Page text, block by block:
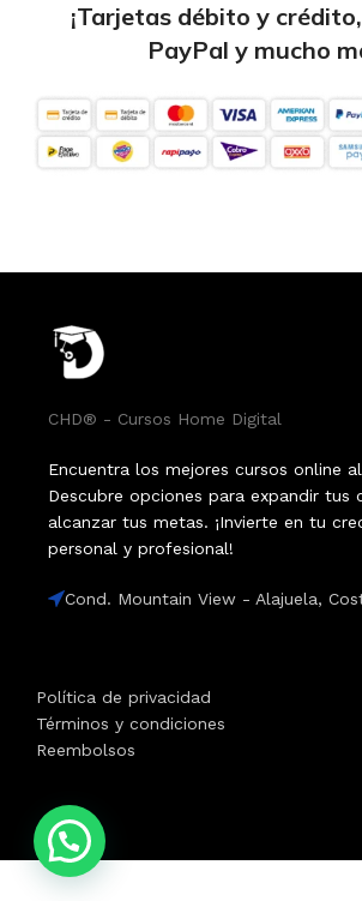
¡Tarjetas débito y
PayPal y mucho
CHD® - Cursos Home Digital
Encuentra los mejores cursos online
Descubre opciones para expandir tus
alcanzar tus metas. ¡Invierte en tu
personal y profesional!
Cond. Mountain View - Alajuela,
Política de privacidad
Términos y condiciones
Reembolsos